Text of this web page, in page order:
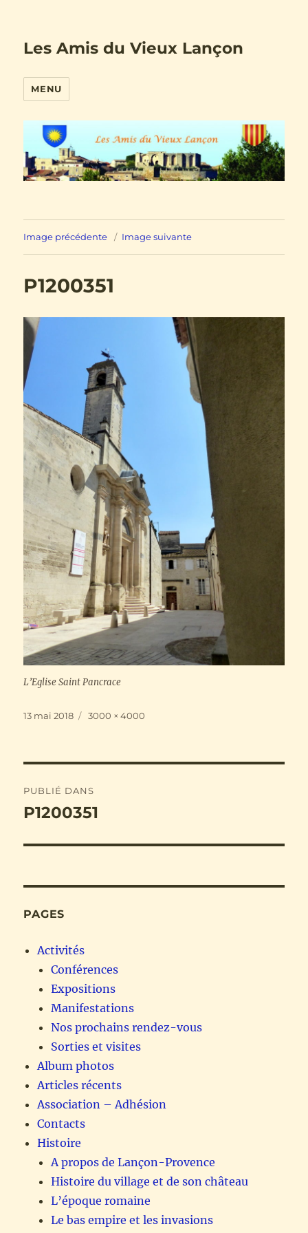
Les Amis du Vieux Lançon
MENU
Image précédente Image suivante
P1200351
L’Eglise Saint Pancrace
Publié
13 mai 2018
Taille
3000 × 4000
de
PUBLIÉ DANS
P1200351
PAGES
Activités
Conférences
Expositions
Manifestations
Nos prochains rendez-vous
Sorties et visites
Album photos
Articles récents
Association – Adhésion
Contacts
Histoire
A propos de Lançon-Provence
Histoire du village et de son château
L’époque romaine
Le bas empire et les invasions